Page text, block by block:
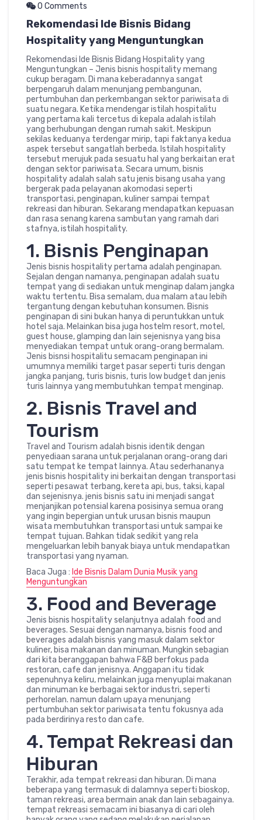
0 Comments
Rekomendasi Ide Bisnis Bidang
Hospitality yang Menguntungkan
Rekomendasi Ide Bisnis Bidang Hospitality yang
Menguntungkan – Jenis bisnis hospitality memang
cukup beragam. Di mana keberadannya sangat
berpengaruh dalam menunjang pembangunan,
pertumbuhan dan perkembangan sektor pariwisata di
suatu negara. Ketika mendengar istilah hospitalitu
yang pertama kali tercetus di kepala adalah istilah
yang berhubungan dengan rumah sakit. Meskipun
sekilas keduanya terdengar mirip, tapi faktanya kedua
aspek tersebut sangatlah berbeda. Istilah hospitality
tersebut merujuk pada sesuatu hal yang berkaitan erat
dengan sektor pariwisata. Secara umum, bisnis
hospitality adalah salah satu jenis bisang usaha yang
bergerak pada pelayanan akomodasi seperti
transportasi, penginapan, kuliner sampai tempat
rekreasi dan hiburan. Sekarang mendapatkan kepuasan
dan rasa senang karena sambutan yang ramah dari
stafnya, istilah hospitality.
1. Bisnis Penginapan
Jenis bisnis hospitality pertama adalah penginapan.
Sejalan dengan namanya, penginapan adalah suatu
tempat yang di sediakan untuk menginap dalam jangka
waktu tertentu. Bisa semalam, dua malam atau lebih
tergantung dengan kebutuhan konsumen. Bisnis
penginapan di sini bukan hanya di peruntukkan untuk
hotel saja. Melainkan bisa juga hostelm resort, motel,
guest house, glamping dan lain sejenisnya yang bisa
menyediakan tempat untuk orang-orang bermalam.
Jenis bisnsi hospitalitu semacam penginapan ini
umumnya memiliki target pasar seperti turis dengan
jangka panjang, turis bisnis, turis low budget dan jenis
turis lainnya yang membutuhkan tempat menginap.
2. Bisnis Travel and
Tourism
Travel and Tourism adalah bisnis identik dengan
penyediaan sarana untuk perjalanan orang-orang dari
satu tempat ke tempat lainnya. Atau sederhananya
jenis bisnis hospitality ini berkaitan dengan transportasi
seperti pesawat terbang, kereta api, bus, taksi, kapal
dan sejenisnya. jenis bisnis satu ini menjadi sangat
menjanjikan potensial karena posisinya semua orang
yang ingin bepergian untuk urusan bisnis maupun
wisata membutuhkan transportasi untuk sampai ke
tempat tujuan. Bahkan tidak sedikit yang rela
mengeluarkan lebih banyak biaya untuk mendapatkan
transportasi yang nyaman.
Baca Juga : Ide Bisnis Dalam Dunia Musik yang
Menguntungkan
3. Food and Beverage
Jenis bisnis hospitality selanjutnya adalah food and
beverages. Sesuai dengan namanya, bisnis food and
beverages adalah bisnis yang masuk dalam sektor
kuliner, bisa makanan dan minuman. Mungkin sebagian
dari kita beranggapan bahwa F&B berfokus pada
restoran, cafe dan jenisnya. Anggapan itu tidak
sepenuhnya keliru, melainkan juga menyuplai makanan
dan minuman ke berbagai sektor industri, seperti
perhorelan. namun dalam upaya menunjang
pertumbuhan sektor pariwisata tentu fokusnya ada
pada berdirinya resto dan cafe.
4. Tempat Rekreasi dan
Hiburan
Terakhir, ada tempat rekreasi dan hiburan. Di mana
beberapa yang termasuk di dalamnya seperti bioskop,
taman rekreasi, area bermain anak dan lain sebagainya.
tempat rekreasi semacam ini biasanya di cari oleh